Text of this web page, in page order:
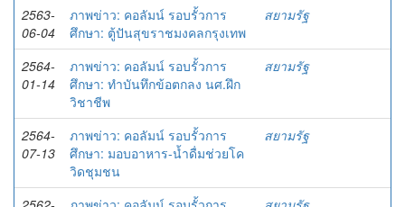
2563-
06-04
ภาพข่าว: คอลัมน์ รอบรั้วการ
ศึกษา: ตู้ปันสุขราชมงคลกรุงเทพ
สยามรัฐ
2564-
01-14
ภาพข่าว: คอลัมน์ รอบรั้วการ
ศึกษา: ทำบันทึกข้อตกลง นศ.ฝึก
วิชาชีพ
สยามรัฐ
2564-
07-13
ภาพข่าว: คอลัมน์ รอบรั้วการ
ศึกษา: มอบอาหาร-น้ำดื่มช่วยโค
วิดชุมชน
สยามรัฐ